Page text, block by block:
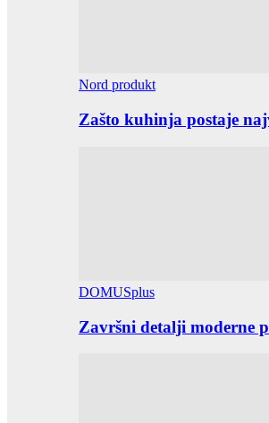
Nord produkt
Zašto kuhinja postaje
DOMUSplus
Završni detalji moderne